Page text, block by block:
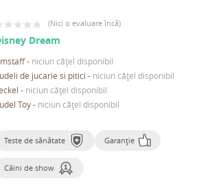
(Nici o evaluare încă)
Dream
- niciun cățel disponibil
de jucarie si pitici - niciun cățel disponibil
- niciun cățel disponibil
Toy- niciun cățel disponibil
Teste de sănătate Garanție
Câini de show